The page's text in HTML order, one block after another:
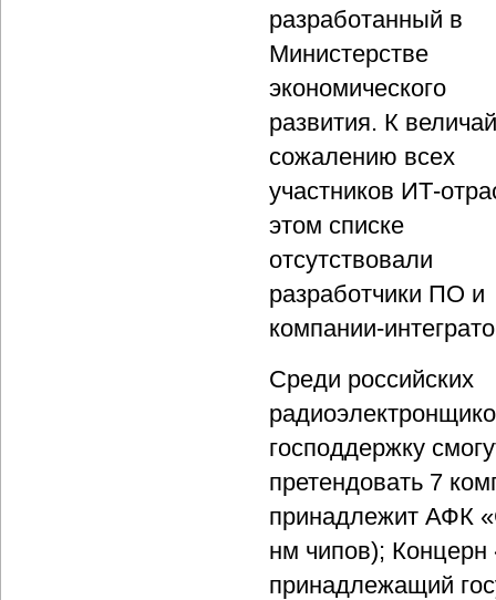
разработанный в
Министерстве
экономического
развития. К
сожалению всех
участников ИТ-
этом списке
отсутствовали
разработчики ПО и
компании-
Среди российских
господдержку
претендовать 7
принадлежит АФК
нм чипов);
принадлежащий